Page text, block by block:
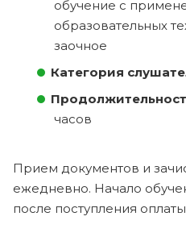
обучение с
образовательных
заочное
Категория
часов
Прием документов и
ежедневно. Начало
после поступления